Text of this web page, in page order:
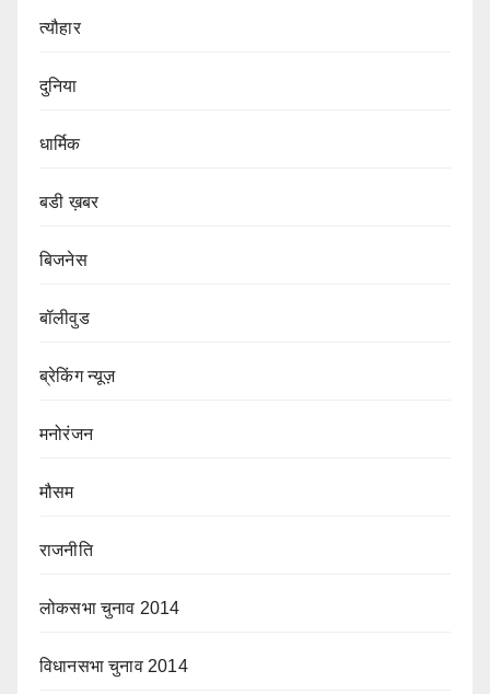
त्यौहार
दुनिया
धार्मिक
बडी ख़बर
बिजनेस
बॉलीवुड
ब्रेकिंग न्यूज़
मनोरंजन
मौसम
राजनीति
लोकसभा चुनाव 2014
विधानसभा चुनाव 2014